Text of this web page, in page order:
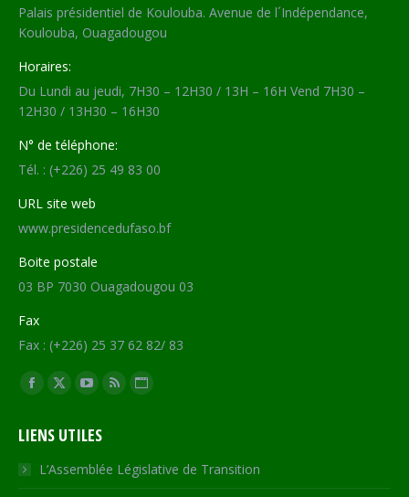
Palais présidentiel de Koulouba. Avenue de l´Indépendance,
Koulouba, Ouagadougou
Horaires:
Du Lundi au jeudi, 7H30 – 12H30 / 13H – 16H Vend 7H30 –
12H30 / 13H30 – 16H30
N° de téléphone:
Tél. : (+226) 25 49 83 00
URL site web
www.presidencedufaso.bf
Boite postale
03 BP 7030 Ouagadougou 03
Fax
Fax : (+226) 25 37 62 82/ 83
Trouvez nous sur :
Facebook
opens
in
new
X
opens
in
new
YouTube
opens
in
new
RSS
in
new
Site
opens
in
LIENS UTILES
L’Assemblée Législative de Transition